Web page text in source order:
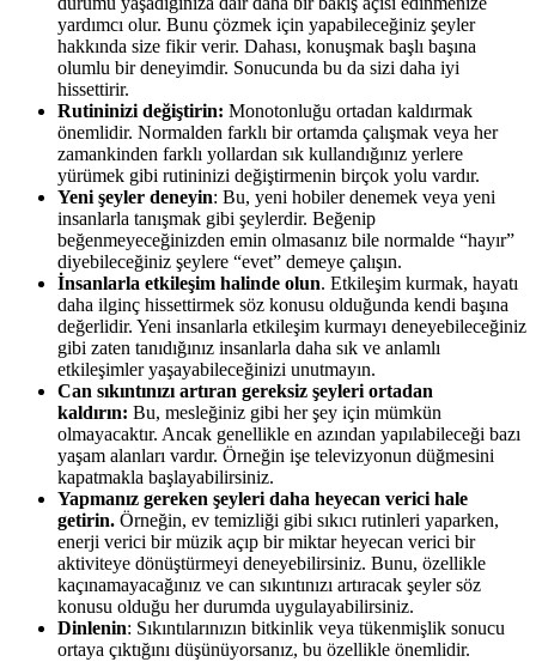
yardımcı olur. Bunu çözmek için yapabileceğiniz şeyler
hakkında size fikir verir. Dahası, konuşmak başlı başına
olumlu bir deneyimdir. Sonucunda bu da sizi daha iyi
hissettirir.
Rutininizi değiştirin: Monotonluğu ortadan kaldırmak
önemlidir. Normalden farklı bir ortamda çalışmak veya her
zamankinden farklı yollardan sık kullandığınız yerlere
yürümek gibi rutininizi değiştirmenin birçok yolu vardır.
Yeni şeyler deneyin: Bu, yeni hobiler denemek veya yeni
insanlarla tanışmak gibi şeylerdir. Beğenip
beğenmeyeceğinizden emin olmasanız bile normalde “hayır”
diyebileceğiniz şeylere “evet” demeye çalışın.
İnsanlarla etkileşim halinde olun. Etkileşim kurmak, hayatı
daha ilginç hissettirmek söz konusu olduğunda kendi başına
değerlidir. Yeni insanlarla etkileşim kurmayı deneyebileceğiniz
gibi zaten tanıdığınız insanlarla daha sık ve anlamlı
etkileşimler yaşayabileceğinizi unutmayın.
Can sıkıntınızı artıran gereksiz şeyleri ortadan
kaldırın: Bu, mesleğiniz gibi her şey için mümkün
olmayacaktır. Ancak genellikle en azından yapılabileceği bazı
yaşam alanları vardır. Örneğin işe televizyonun düğmesini
kapatmakla başlayabilirsiniz.
Yapmanız gereken şeyleri daha heyecan verici hale
getirin. Örneğin, ev temizliği gibi sıkıcı rutinleri yaparken,
enerji verici bir müzik açıp bir miktar heyecan verici bir
aktiviteye dönüştürmeyi deneyebilirsiniz. Bunu, özellikle
kaçınamayacağınız ve can sıkıntınızı artıracak şeyler söz
konusu olduğu her durumda uygulayabilirsiniz.
Dinlenin: Sıkıntılarınızın bitkinlik veya tükenmişlik sonucu
ortaya çıktığını düşünüyorsanız, bu özellikle önemlidir.